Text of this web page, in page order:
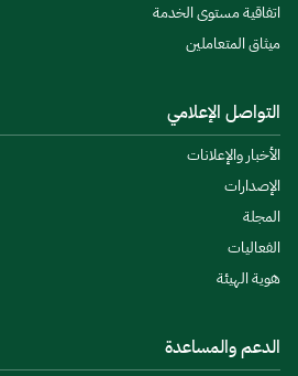
اتفاقية مستوى الخدمة
ميثاق المتعاملين
التواصل الإعلامي
الأخبار والإعلانات
الإصدارات
المجلة
الفعاليات
هوية الهيئة
الدعم والمساعدة